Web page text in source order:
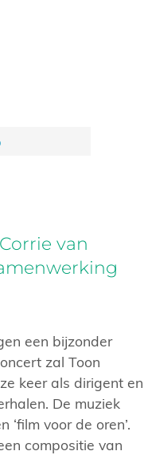
van
een bijzonder
zal Toon
keer als dirigent en
De muziek
voor de oren’.
compositie van